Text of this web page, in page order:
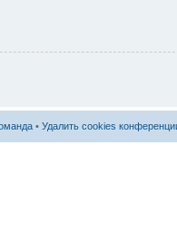
• Удалить cookies